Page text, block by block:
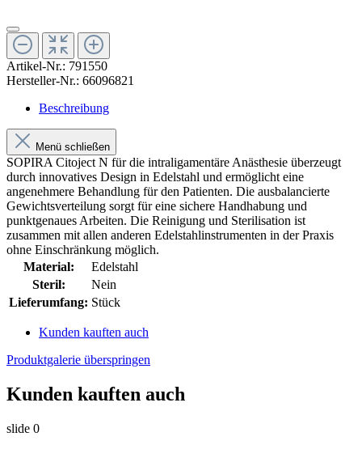
Artikel-Nr.: 791550
Hersteller-Nr.: 66096821
Beschreibung
Menü schließen
SOPIRA Citoject N für die intraligamentäre Anästhesie überzeugt
durch innovatives Design in Edelstahl und ermöglicht eine
angenehmere Behandlung für den Patienten. Die ausbalancierte
Gewichtsverteilung sorgt für eine sichere Handhabung und
punktgenaues Arbeiten. Die Reinigung und Sterilisation ist
zusammen mit allen anderen Edelstahlinstrumenten in der Praxis
ohne Einschränkung möglich.
Material:
Edelstahl
Steril:
Nein
Lieferumfang: Stück
Kunden kauften auch
Produktgalerie überspringen
Kunden kauften auch
slide 0